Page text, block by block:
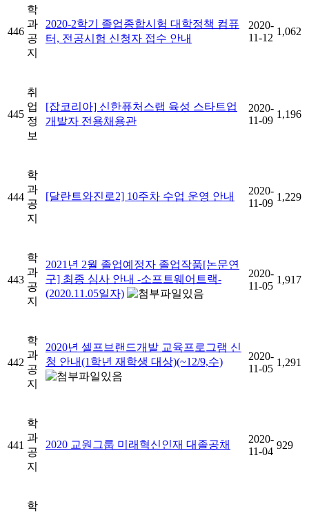
446
학
과
공
지
2020-2학기 졸업종합시험 대학정책 컴퓨
터, 전공시험 신청자 접수 안내
2020-
11-12
1,062
445
취
업
정
보
[잡코리아] 신한퓨처스랩 육성 스타트업
개발자 전용채용관
2020-
11-09
1,196
444
학
과
공
지
[달란트와진로2] 10주차 수업 운영 안내
2020-
11-09
1,229
443
학
과
공
지
2021년 2월 졸업예정자 졸업작품[논문연
구] 최종 심사 안내 -소프트웨어트랙-
(2020.11.05일자)
2020-
11-05
1,917
442
학
과
공
지
2020년 셀프브랜드개발 교육프로그램 신
청 안내(1학년 재학생 대상)(~12/9,수)
2020-
11-05
1,291
441
학
과
공
지
2020 교원그룹 미래혁신인재 대졸공채
2020-
11-04
929
학